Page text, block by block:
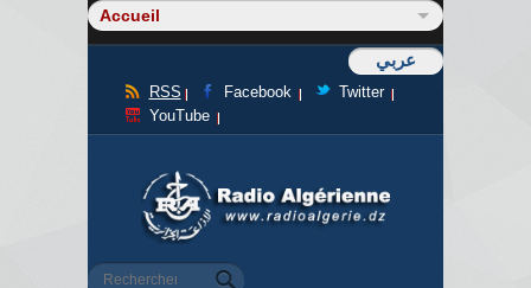
عربي
RSS Facebook
Twitter
YouTube
Formulaire de recherche
Rechercher